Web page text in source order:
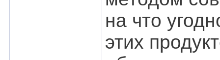
на что
этих